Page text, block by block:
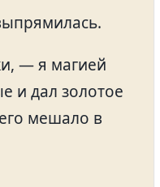
— я магией
и дал золотое
мешало в